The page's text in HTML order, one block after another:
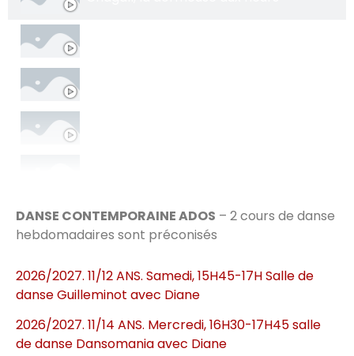
Tokyo - Les Arts martiaux 0:16
DANSE CONTEMPORAINE ADOS – 2 cours de danse
hebdomadaires sont préconisés
2026/2027. 11/12 ANS. Samedi, 15H45-17H Salle de
danseGuilleminot avec Diane
2026/2027. 11/14 ANS. Mercredi, 16H30-17H45 salle
de danse Dansomaniaavec Diane